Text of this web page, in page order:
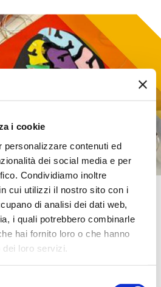
i cookie
personalizzare contenuti ed
dei social media e per
Condividiamo inoltre
cui utilizzi il nostro sito con i
di analisi dei dati web,
i quali potrebbero combinarle
hai fornito loro o che hanno
loro servizi.
in cartoncino cercando di